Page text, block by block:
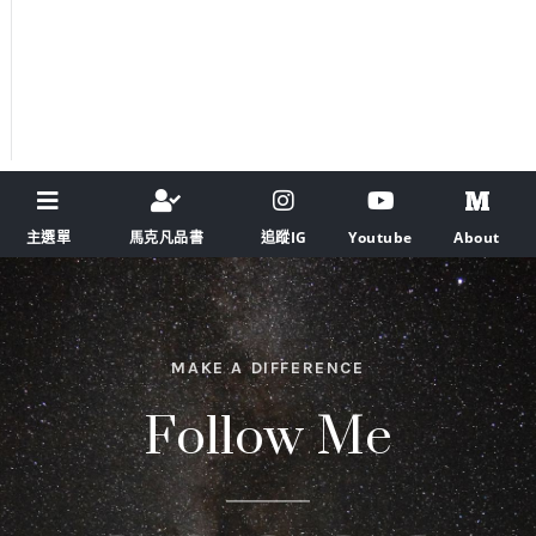
主選單 馬克凡品書 追蹤IG Youtube About
MAKE A DIFFERENCE
Follow Me